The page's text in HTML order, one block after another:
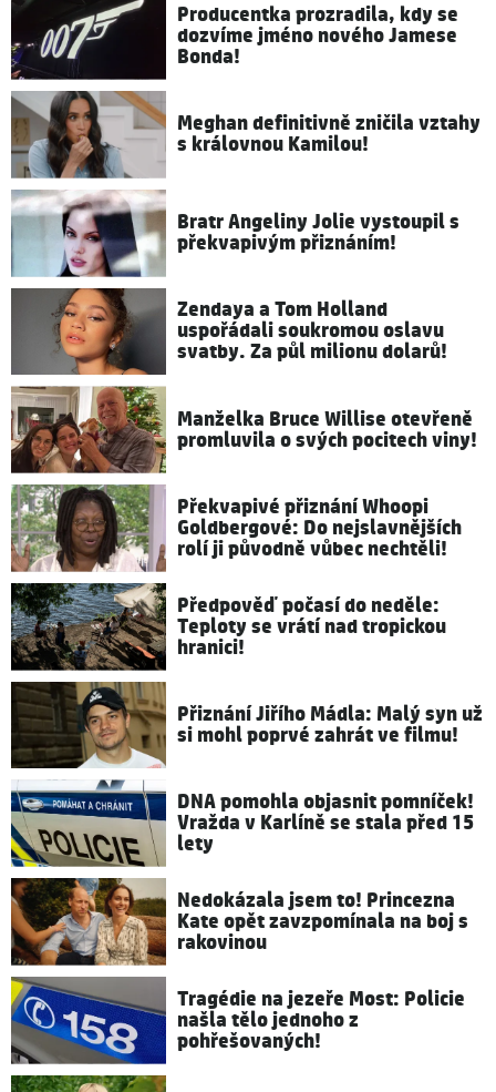
Producentka prozradila, kdy se
dozvíme jméno nového Jamese
Bonda!
Meghan definitivně zničila vztahy
s královnou Kamilou!
Bratr Angeliny Jolie vystoupil s
překvapivým přiznáním!
Zendaya a Tom Holland
uspořádali soukromou oslavu
svatby. Za půl milionu dolarů!
Manželka Bruce Willise otevřeně
promluvila o svých pocitech viny!
Překvapivé přiznání Whoopi
Goldbergové: Do nejslavnějších
rolí ji původně vůbec nechtěli!
Předpověď počasí do neděle:
Teploty se vrátí nad tropickou
hranici!
Přiznání Jiřího Mádla: Malý syn už
si mohl poprvé zahrát ve filmu!
DNA pomohla objasnit pomníček!
Vražda v Karlíně se stala před 15
lety
Nedokázala jsem to! Princezna
Kate opět zavzpomínala na boj s
rakovinou
Tragédie na jezeře Most: Policie
našla tělo jednoho z
pohřešovaných!